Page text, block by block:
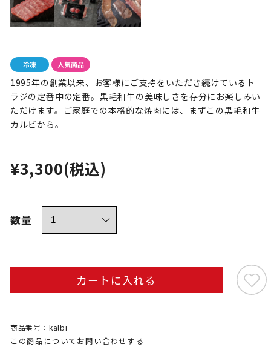
1995年の創業以来、お客様にご支持をいただき続けているト
ラジの定番中の定番。黒毛和牛の美味しさを存分にお楽しみい
ただけます。ご家庭での本格的な焼肉には、まずこの黒毛和牛
カルビから。
¥3,300(税込)
数量
カートに入れる
商品番号：kalbi
この商品についてお問い合わせする